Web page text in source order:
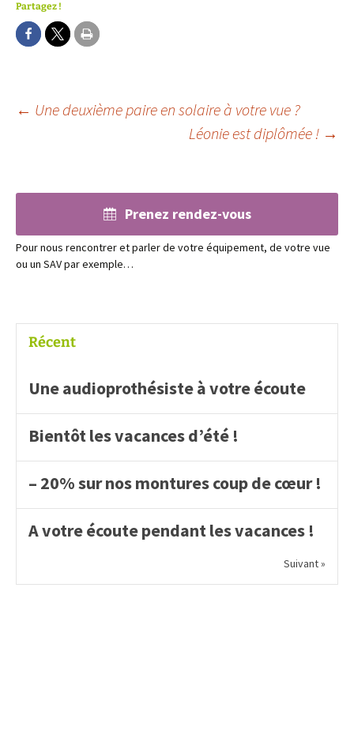
Partagez !
Navigation
articles
← Une deuxième paire en solaire à votre vue ?
Léonie est diplômée ! →
Prenez rendez-vous
Pour nous rencontrer et parler de votre équipement, de votre vue
ou un SAV par exemple…
Récent
Une audioprothésiste à votre écoute
Bientôt les vacances d’été !
– 20% sur nos montures coup de cœur !
A votre écoute pendant les vacances !
Suivant »